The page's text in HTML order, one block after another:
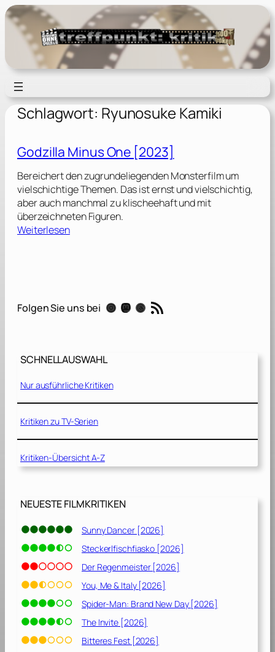
Zum
Inhalt
springen
Schlagwort: Ryunosuke Kamiki
Godzilla Minus One [2023]
Bereichert den zugrundeliegenden Monsterfilm um
vielschichtige Themen. Das ist ernst und vielschichtig,
aber auch manchmal zu klischeehaft und mit
überzeichneten Figuren.
Weiterlesen:
l
i
u
s
O
[
2
2
]
Folgen Sie uns bei Instagram Mastodon Threads RSS-Feed
SCHNELLAUSWAHL
Nur ausführliche Kritiken
Kritiken zu TV-Serien
Kritiken-Übersicht A-Z
NEUESTE FILMKRITIKEN
Sunny Dancer [2026]
Steckerlfischfiasko [2026]
Der Regenmeister [2026]
You, Me & Italy [2026]
Spider-Man: Brand New Day [2026]
The Invite [2026]
Bitteres Fest [2026]